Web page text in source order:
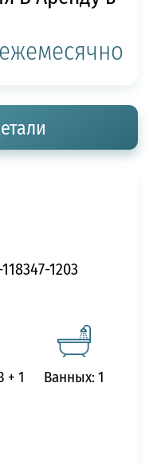
ежемесячно
1203
+ 1 Ванных: 1